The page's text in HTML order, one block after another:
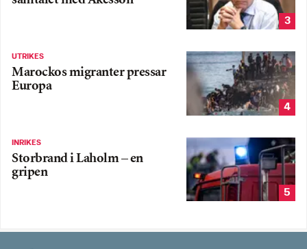
3
UTRIKES
Marockos migranter pressar
Europa
4
INRIKES
Storbrand i Laholm – en
gripen
5